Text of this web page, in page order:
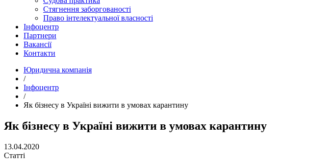
Стягнення заборгованості
Право інтелектуальної власності
Інфоцентр
Партнери
Вакансії
Контакти
Юридична компанія
/
Інфоцентр
/
Як бізнесу в Україні вижити в умовах карантину
Як бізнесу в Україні вижити в умовах карантину
13.04.2020
Статті